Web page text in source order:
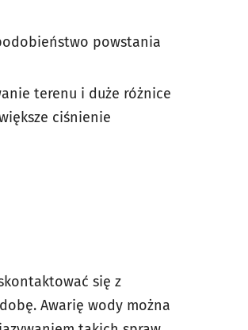
powstania
terenu i duże różnice
ciśnienie
się z
Awarię wody można